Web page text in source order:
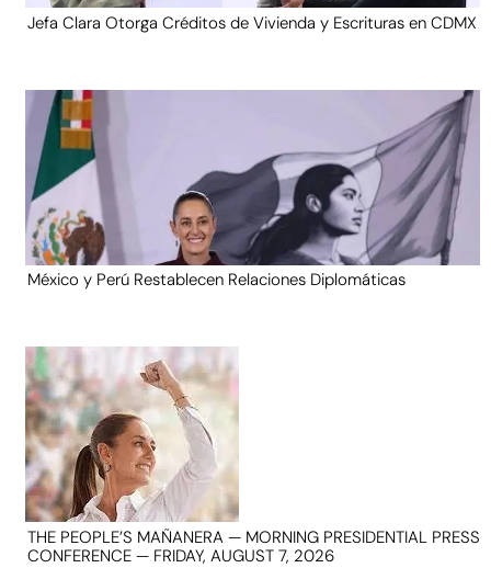
Jefa Clara Otorga Créditos de Vivienda y Escrituras en CDMX
México y Perú Restablecen Relaciones Diplomáticas
THE PEOPLE’S MAÑANERA — MORNING PRESIDENTIAL PRESS
CONFERENCE — FRIDAY, AUGUST 7, 2026